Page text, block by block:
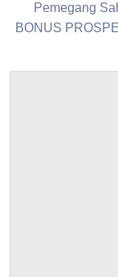
Pemegang
BONUS